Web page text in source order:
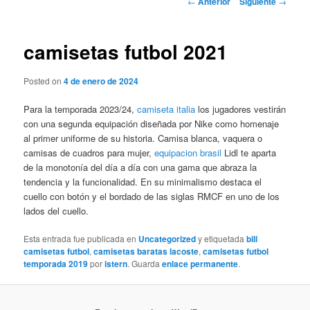
camisetas futbol 2021
Posted on4 de enero de 2024
Para la temporada 2023/24,camiseta italia los jugadores vestirán
con una segunda equipación diseñada por Nike como homenaje
al primer uniforme de su historia. Camisa blanca, vaquera o
camisas de cuadros para mujer,equipacion brasil Lidl te aparta
de la monotonía del día a día con una gama que abraza la
tendencia y la funcionalidad. En su minimalismo destaca el
cuello con botón y el bordado de las siglas RMCF en uno de los
lados del cuello.
Esta entrada fue publicada en Uncategorizedy etiquetadabill
camisetas futbol,camisetas baratas lacoste,camisetas futbol
temporada 2019poristern. Guardaenlace permanente.